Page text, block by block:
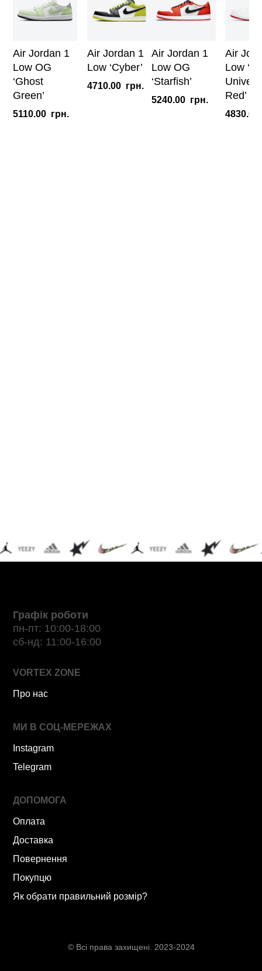
Air Jordan 1
Low OG
‘Ghost
Green’
5110.00 грн.
Air Jordan 1
Low ‘Cyber’
4710.00 грн.
Air Jordan 1
Low OG
‘Starfish’
5240.00 грн.
Air
Low
Red’
4830.00
Графік роботи
пн-пт: 10:00-18:00
сб-нд: 11:00-16:00
VORTEX ZONE
Про нас
МИ В СОЦ-МЕРЕЖАХ
Instagram
Telegram
ДОПОМОГА
Оплата
Доставка
Повернення
Покупцю
Як обрати правильний розмір?
© Всі права захищені. 2023-2024